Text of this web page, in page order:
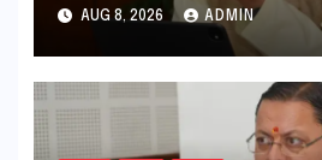
AUG 8, 2026 ADMIN